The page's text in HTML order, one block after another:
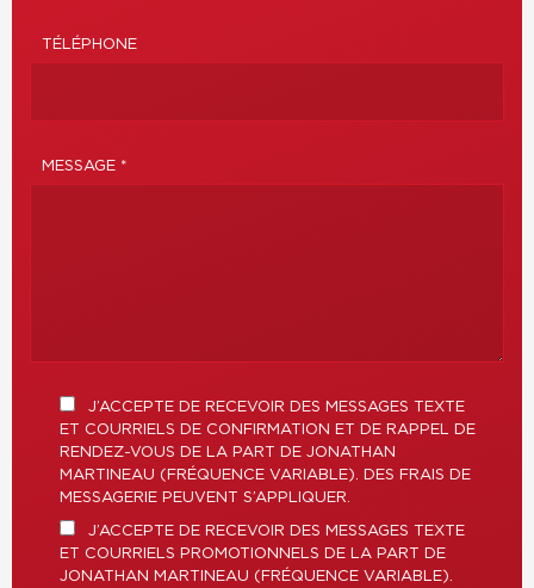
TÉLÉPHONE
MESSAGE *
J’ACCEPTE DE RECEVOIR DES MESSAGES TEXTE
ET COURRIELS DE CONFIRMATION ET DE RAPPEL DE
RENDEZ-VOUS DE LA PART DE JONATHAN
MARTINEAU (FRÉQUENCE VARIABLE). DES FRAIS DE
MESSAGERIE PEUVENT S’APPLIQUER.
J’ACCEPTE DE RECEVOIR DES MESSAGES TEXTE
ET COURRIELS PROMOTIONNELS DE LA PART DE
JONATHAN MARTINEAU (FRÉQUENCE VARIABLE).